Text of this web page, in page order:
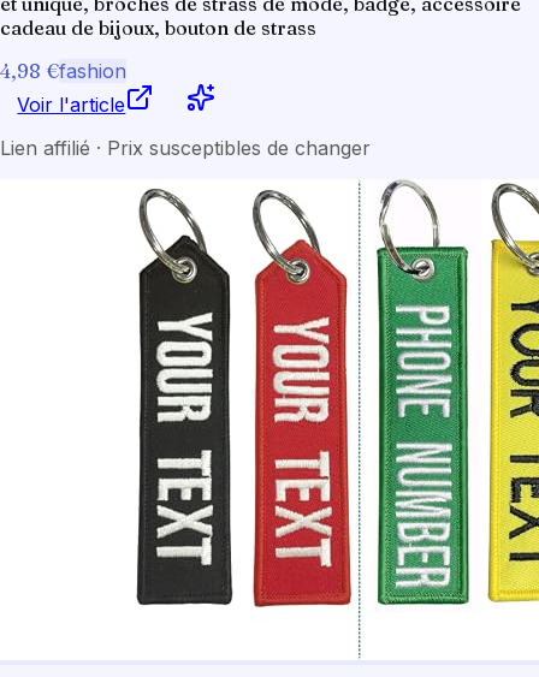
cadeau de bijoux, bouton de strass
4,98 €fashion
Voir l'article
Lien affilié · Prix susceptibles de changer